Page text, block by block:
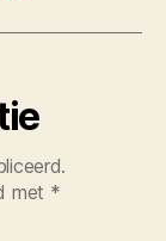
met *